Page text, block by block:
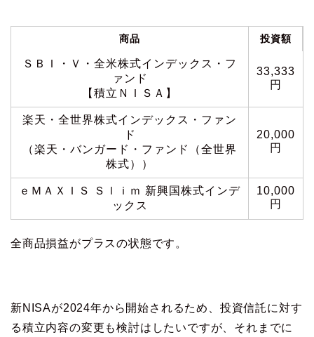
商品 投資額
ＳＢＩ・Ｖ・全米株式インデックス・フ
ァンド
【積立ＮＩＳＡ】
33,333
円
楽天・全世界株式インデックス・ファン
ド
（楽天・バンガード・ファンド（全世界
株式））
20,000
円
ｅＭＡＸＩＳ Ｓｌｉｍ 新興国株式インデ
ックス
10,000
円
全商品損益がプラスの状態です。
新NISAが2024年から開始されるため、投資信託に対す
る積立内容の変更も検討はしたいですが、それまでに